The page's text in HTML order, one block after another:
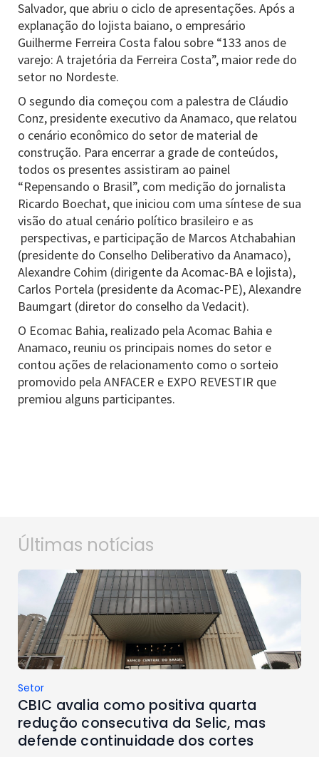
Salvador, que abriu o ciclo de apresentações. Após a
explanação do lojista baiano, o empresário
Guilherme Ferreira Costa falou sobre “133 anos de
varejo: A trajetória da Ferreira Costa”, maior rede do
setor no Nordeste.
O segundo dia começou com a palestra de Cláudio
Conz, presidente executivo da Anamaco, que relatou
o cenário econômico do setor de material de
construção. Para encerrar a grade de conteúdos,
todos os presentes assistiram ao painel
“Repensando o Brasil”, com medição do jornalista
Ricardo Boechat, que iniciou com uma síntese de sua
visão do atual cenário político brasileiro e as
perspectivas, e participação de Marcos Atchabahian
(presidente do Conselho Deliberativo da Anamaco),
Alexandre Cohim (dirigente da Acomac-BA e lojista),
Carlos Portela (presidente da Acomac-PE), Alexandre
Baumgart (diretor do conselho da Vedacit).
O Ecomac Bahia, realizado pela Acomac Bahia e
Anamaco, reuniu os principais nomes do setor e
contou ações de relacionamento como o sorteio
promovido pela ANFACER e EXPO REVESTIR que
premiou alguns participantes.
Últimas notícias
Setor
CBIC avalia como positiva quarta
redução consecutiva da Selic, mas
defende continuidade dos cortes